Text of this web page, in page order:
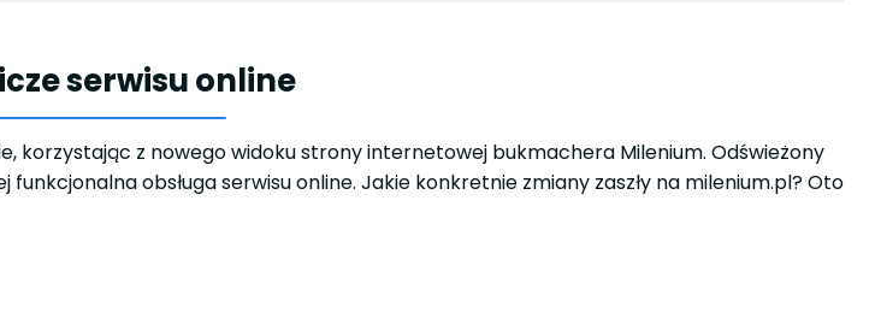
serwisu online
korzystając z nowego widoku strony internetowej bukmachera Milenium. Odświeżony
obsługa serwisu online. Jakie konkretnie zmiany zaszły na milenium.pl? Oto